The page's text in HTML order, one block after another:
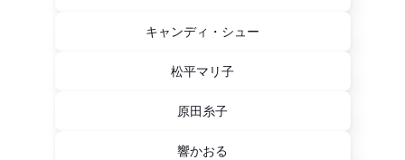
キャンディ・シュー
松平マリ子
原田糸子
響かおる